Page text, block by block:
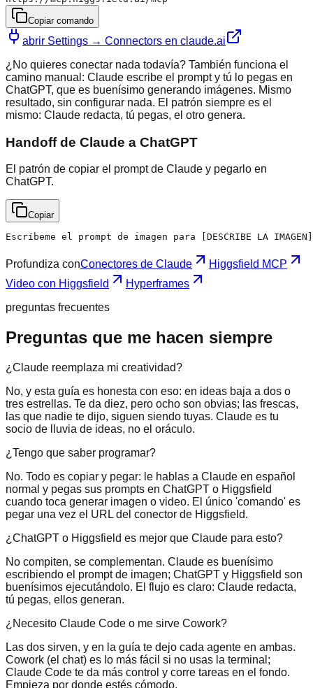
Copiar comando
abrir Settings → Connectors en claude.ai
¿No quieres conectar nada todavía? También funciona el
camino manual: Claude escribe el prompt y tú lo pegas en
ChatGPT, que es buenísimo generando imágenes. Mismo
resultado, sin configurar nada. El patrón siempre es el
mismo: Claude redacta, tú pegas, el otro genera.
Handoff de Claude a ChatGPT
El patrón de copiar el prompt de Claude y pegarlo en
ChatGPT.
Copiar
Escríbeme el prompt de imagen para [DESCRIBE LA
Profundiza conConectores de Claude
Higgsfield MCP
Video con Higgsfield
Hyperframes
preguntas frecuentes
Preguntas que me hacen siempre
¿Claude reemplaza mi creatividad?
No, y esta guía es honesta con eso: en ideas baja a dos o
tres estrellas. Te da diez, pero ocho son obvias; las frescas,
las que nadie te dijo, siguen siendo tuyas. Claude es tu
socio de lluvia de ideas, no el oráculo.
¿Tengo que saber programar?
No. Todo es copiar y pegar: le hablas a Claude en español
normal y pegas sus prompts en ChatGPT o Higgsfield
cuando toca generar imagen o video. El único 'comando' es
pegar una vez el URL del conector de Higgsfield.
¿ChatGPT o Higgsfield es mejor que Claude para esto?
No compiten, se complementan. Claude es buenísimo
escribiendo el prompt de imagen; ChatGPT y Higgsfield son
buenísimos ejecutándolo. El flujo es claro: Claude redacta,
tú pegas, ellos generan.
¿Necesito Claude Code o me sirve Cowork?
Las dos sirven, y en la guía te dejo cada agente en ambas.
Cowork (el chat) es lo más fácil si no usas la terminal;
Claude Code te da más control y corre tareas en el fondo.
Empieza por donde estés cómodo.